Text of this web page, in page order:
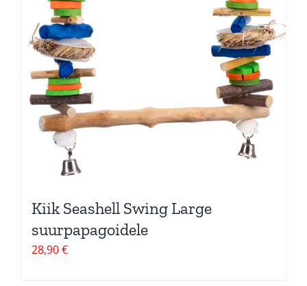
Kiik Seashell Swing Large
suurpapagoidele
28,90€